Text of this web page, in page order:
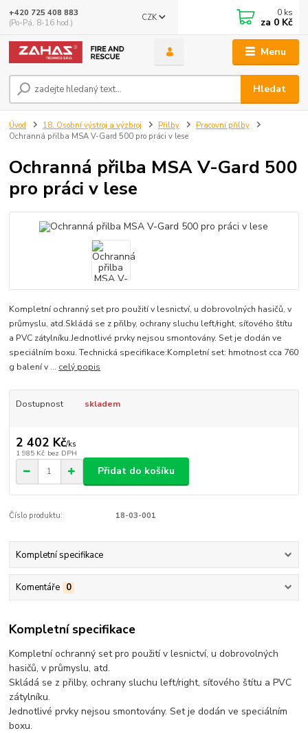
Menu
CZK
Hledat
+420 725 408 883
(Po-Pá, 8-16 hod.)
0 ks
za 0 Kč
Úvod 18. Osobní výstroj a výzbroj Přilby
Pracovní přilby
Ochranná přilba MSA V-Gard 500 pro práci v lese
Ochranná přilba MSA V-Gard 500
pro práci v lese
Kompletní ochranný set pro použití v lesnictví, u dobrovolných hasičů, v
průmyslu, atd.Skládá se z přilby, ochrany sluchu left/right, síťového štítu
a PVC zátylníku.Jednotlivé prvky nejsou smontovány. Set je dodán ve
speciálním boxu. Technická specifikace:Kompletní set: hmotnost cca 760
g balení v ... celý popis
Dostupnost skladem
2 402 Kč/ks
1 985 Kč bez DPH
Přidat do košíku
Číslo produktu: 18-03-001
Kompletní specifikace
Komentáře 0
Kompletní specifikace
Kompletní ochranný set pro použití v lesnictví, u dobrovolných
hasičů, v průmyslu, atd.
Skládá se z přilby, ochrany sluchu left/right, síťového štítu a PVC
zátylníku.
Jednotlivé prvky nejsou smontovány. Set je dodán ve speciálním
boxu.